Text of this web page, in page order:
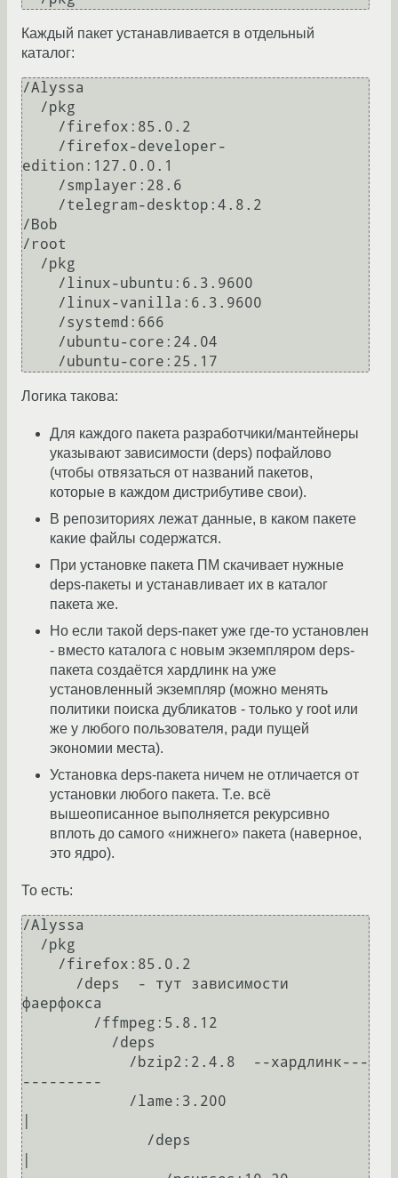
Каждый пакет устанавливается в отдельный
каталог:
/Alyssa
edition:127.0.0.1
/Bob
/root
Логика такова:
Для каждого пакета разработчики/мантейнеры
указывают зависимости (deps) пофайлово
(чтобы отвязаться от названий пакетов,
которые в каждом дистрибутиве свои).
В репозиториях лежат данные, в каком пакете
какие файлы содержатся.
При установке пакета ПМ скачивает нужные
deps-пакеты и устанавливает их в каталог
пакета же.
Но если такой deps-пакет уже где-то установлен
- вместо каталога с новым экземпляром deps-
пакета создаётся хардлинк на уже
установленный экземпляр (можно менять
политики поиска дубликатов - только у root или
же у любого пользователя, ради пущей
экономии места).
Установка deps-пакета ничем не отличается от
установки любого пакета. Т.е. всё
вышеописанное выполняется рекурсивно
вплоть до самого «нижнего» пакета (наверное,
это ядро).
То есть:
/Alyssa
фаерфокса
---------